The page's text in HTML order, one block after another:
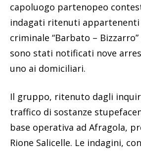
capoluogo partenopeo
indagati ritenuti
criminale “Barbato –
sono stati notificati nove
uno ai domiciliari.
Il gruppo, ritenuto dagli
traffico di sostanze
base operativa ad Afragola,
Rione Salicelle. Le indagini,